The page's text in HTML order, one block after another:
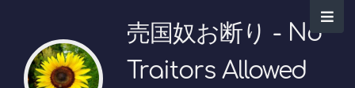
売国奴お断り - No
Traitors Allowed